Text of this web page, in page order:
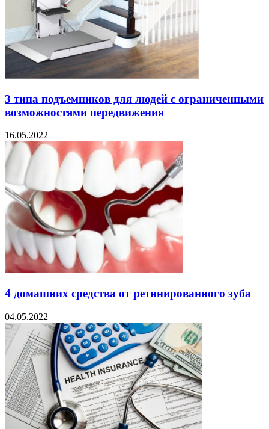
3 типа подъемников для людей с ограниченными
возможностями передвижения
16.05.2022
4 домашних средства от ретинированного зуба
04.05.2022